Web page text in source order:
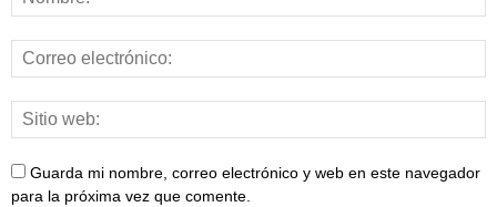
Guarda mi nombre, correo electrónico y web en este navegador
para la próxima vez que comente.